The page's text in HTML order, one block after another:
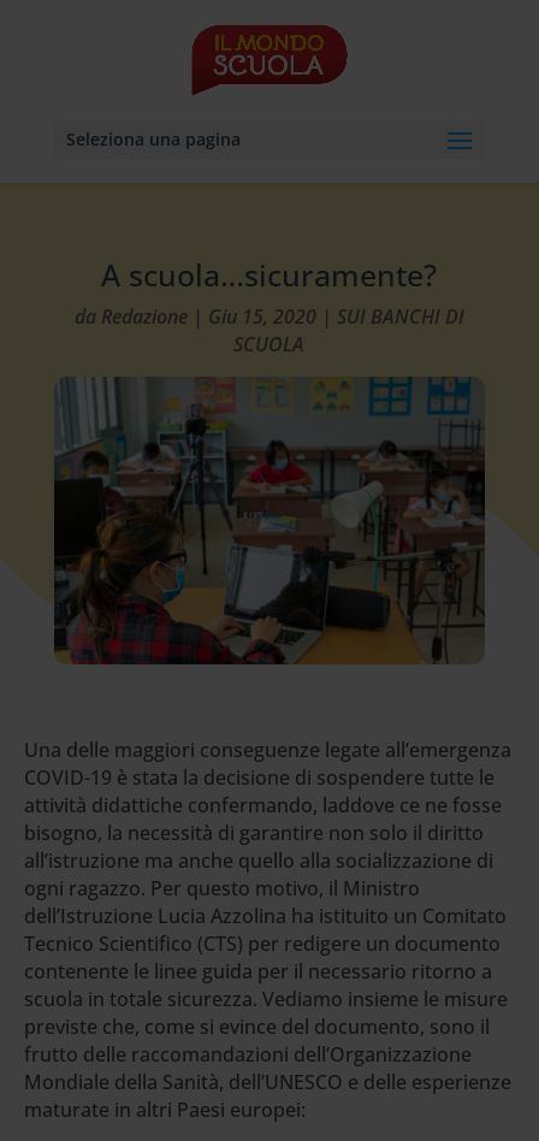
Seleziona una pagina
A scuola…sicuramente?
da Redazione| Giu 15, 2020 | SUI BANCHI DI
SCUOLA
Una delle maggiori conseguenze legate all’emergenza
COVID-19 è stata la decisione di sospendere tutte le
attività didattiche confermando, laddove ce ne fosse
bisogno, la necessità di garantire non solo il diritto
all’istruzione ma anche quello alla socializzazione di
ogni ragazzo. Per questo motivo, il Ministro
dell’Istruzione Lucia Azzolina ha istituito un Comitato
Tecnico Scientifico (CTS) per redigere un documento
contenente le linee guida per il necessario ritorno a
scuola in totale sicurezza. Vediamo insieme le misure
previste che, come si evince del documento, sono il
frutto delle raccomandazioni dell’Organizzazione
Mondiale della Sanità, dell’UNESCO e delle esperienze
maturate in altri Paesi europei: